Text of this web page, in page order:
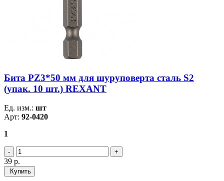
Бита PZ3*50 мм для шуруповерта сталь S2
(упак. 10 шт.) REXANT
Ед. изм.: шт
Арт: 92-0420
1
39 р.
Купить